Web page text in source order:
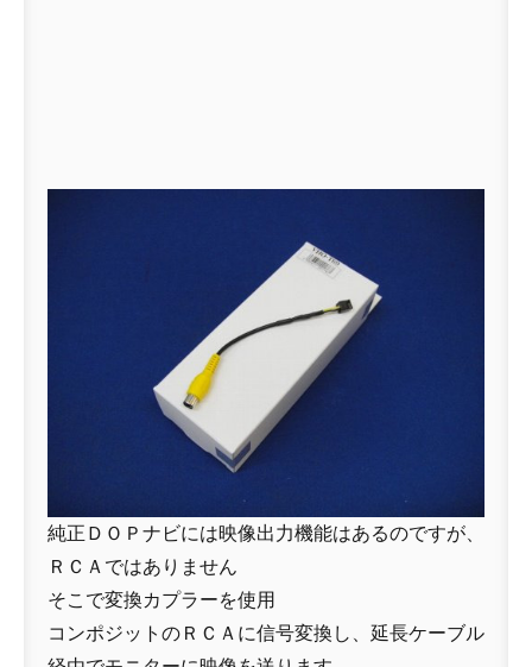
純正ＤＯＰナビには映像出力機能はあるのですが、
ＲＣＡではありません
そこで変換カプラーを使用
コンポジットのＲＣＡに信号変換し、延長ケーブル